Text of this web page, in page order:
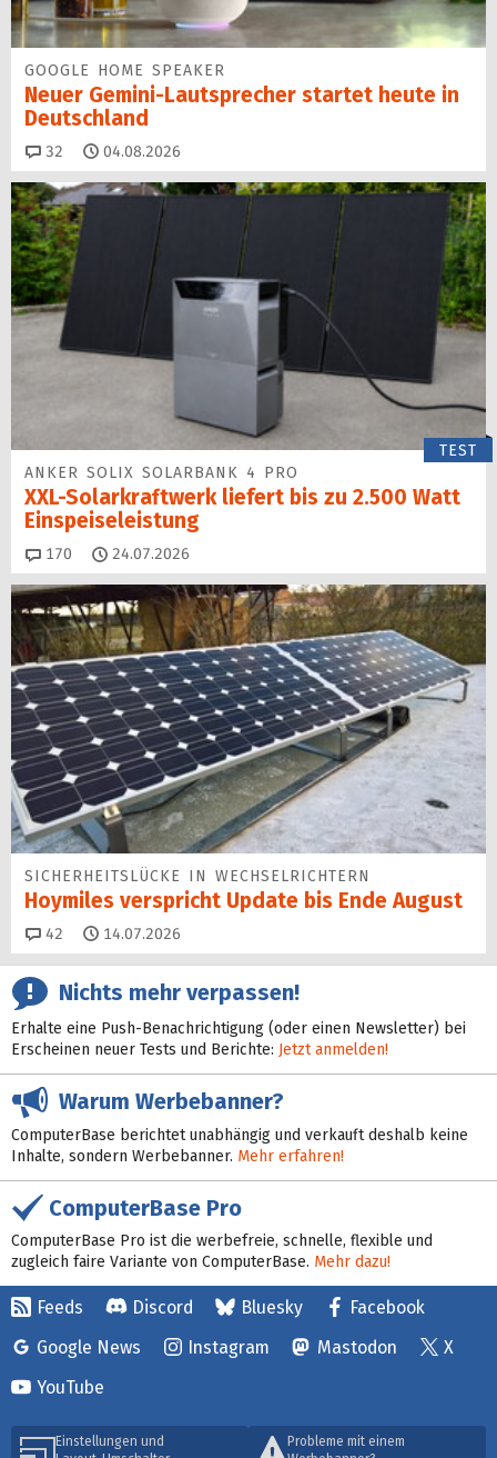
GOOGLE HOME SPEAKER
Neuer Gemini-Laut­spre­cher startet heu­te in
Deutschland
32 Kommentare
04.08.2026
TEST
ANKER SOLIX SOLARBANK 4 PRO
XXL-Solarkraftwerk liefert bis zu 2.500 Watt
Einspeise­leistung
170 Kommentare
24.07.2026
SICHERHEITS­LÜCKE IN WECHSEL­RICHTERN
Hoymiles verspricht Update bis Ende August
42 Kommentare
14.07.2026
Nichts mehr verpassen!
Erhalte eine Push-Benachrichtigung (oder einen Newsletter) bei
Erscheinen neuer Tests und Berichte: Jetzt anmelden!
Warum Werbebanner?
ComputerBase berichtet unabhängig und verkauft deshalb keine
Inhalte, sondern Werbebanner. Mehr erfahren!
ComputerBase Pro
ComputerBase Pro ist die werbefreie, schnelle, flexible und
zugleich faire Variante von ComputerBase. Mehr dazu!
Feeds Discord Bluesky
Facebook
Google News
Instagram Mastodon
X
YouTube
Einstellungen und
Probleme mit einem